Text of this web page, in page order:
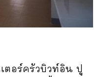
ตอร์ครัวบิวท์อิน ปู